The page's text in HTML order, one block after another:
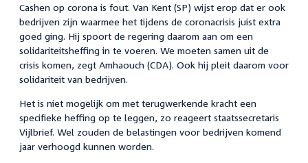
Cashen op corona is fout. Van Kent (SP) wijst erop dat er ook
bedrijven zijn waarmee het tijdens de coronacrisis juist extra
goed ging. Hij spoort de regering daarom aan om een
solidariteitsheffing in te voeren. We moeten samen uit de
crisis komen, zegt Amhaouch (CDA). Ook hij pleit daarom voor
solidariteit van bedrijven.
Het is niet mogelijk om met terugwerkende kracht een
specifieke heffing op te leggen, zo reageert staatssecretaris
Vijlbrief. Wel zouden de belastingen voor bedrijven komend
jaar verhoogd kunnen worden.